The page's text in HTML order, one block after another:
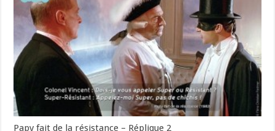
Papy fait de la résistance – Réplique 2